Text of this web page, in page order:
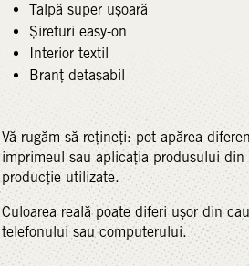
Talpă super ușoară
Șireturi easy-on
Interior textil
Branț detașabil
Vă rugăm să rețineți: pot apărea
imprimeul sau aplicația produsului
producție utilizate.
Culoarea reală poate diferi ușor din
telefonului sau computerului.